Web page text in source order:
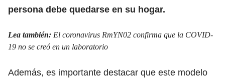
persona debe quedarse en su hogar.
Lea también: El coronavirus RmYN02 confirma que la COVID-
19 no se creó en un laboratorio
Además, es importante destacar que este modelo